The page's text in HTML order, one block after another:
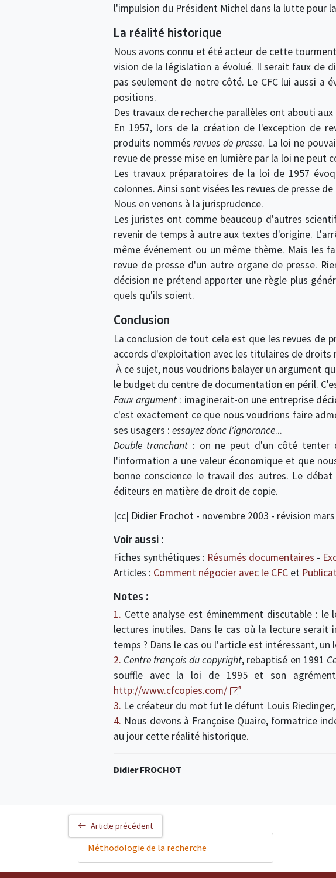
l'impulsion du Président Michel dans la lutte pour
La réalité historique
Nous avons connu et été acteur de cette
vision de la législation a évolué. Il serait faux de
pas seulement de notre côté. Le CFC lui aussi a
positions.
Des travaux de recherche parallèles ont abouti
En 1957, lors de la création de l'exception de
produits nommésrevues de presse. La loi ne
revue de presse mise en lumière par la loi ne peut
Les travaux préparatoires de la loi de 1957
colonnes. Ainsi sont visées les revues de presse
Nous en venons à la jurisprudence.
Les juristes ont comme beaucoup d'autres
revenir de temps à autre aux textes d'origine.
même événement ou un même thème. Mais les
revue de presse d'un autre organe de presse.
décision ne prétend apporter une règle plus
quels qu'ils soient.
Conclusion
La conclusion de tout cela est que les revues de
accords d'exploitation avec les titulaires de droits
À ce sujet, nous voudrions balayer un argument
le budget du centre de documentation en péril.
Faux argument : imaginerait-on une entreprise
c'est exactement ce que nous voudrions faire
ses usagers : essayez donc l'ignorance...
Double tranchant : on ne peut d'un côté tenter
l'information a une valeur économique et que
bonne conscience le travail des autres. Le
éditeurs en matière de droit de copie.
|cc| Didier Frochot - novembre 2003 - révision
Voir aussi :
Fiches synthétiques : Résumés documentaires -
Articles : Comment négocier avec le CFCet
Notes :
1. Cette analyse est éminemment discutable :
lectures inutiles. Dans le cas où la lecture
temps ? Dans le cas ou l'article est intéressant,
2. Centre français du copyright, rebaptisé en 1991
souffle avec la loi de 1995 et son
http://www.cfcopies.com/
3. Le créateur du mot fut le défunt Louis
4. Nous devons à Françoise Quaire, formatrice
au jour cette réalité historique.
Didier FROCHOT
Article précédent
Méthodologie de la recherche